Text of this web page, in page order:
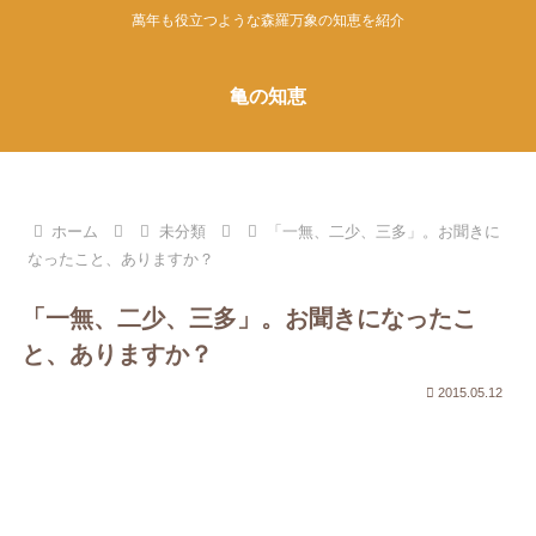
萬年も役立つような森羅万象の知恵を紹介
亀の知恵
ホーム 未分類
「一無、二少、三多」。お聞きに
なったこと、ありますか？
「一無、二少、三多」。お聞きになったこ
と、ありますか？
2015.05.12